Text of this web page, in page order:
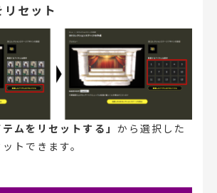
リセット
ムをリセットする」 から選択した
トできます。